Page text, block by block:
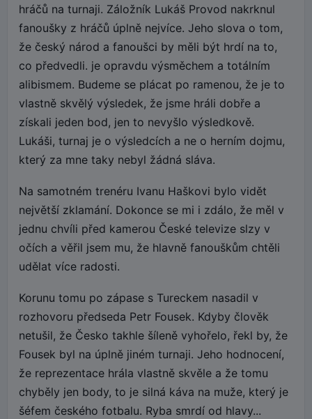
hráčů na turnaji. Záložník Lukáš Provod nakrknul
fanoušky z hráčů úplně nejvíce. Jeho slova o tom,
že český národ a fanoušci by měli být hrdí na to,
co předvedli. je opravdu výsměchem a totálním
alibismem. Budeme se plácat po ramenou, že je to
vlastně skvělý výsledek, že jsme hráli dobře a
získali jeden bod, jen to nevyšlo výsledkově.
Lukáši, turnaj je o výsledcích a ne o herním dojmu,
který za mne taky nebyl žádná sláva.
Na samotném trenéru Ivanu Haškovi bylo vidět
největší zklamání. Dokonce se mi i zdálo, že měl v
jednu chvíli před kamerou České televize slzy v
očích a věřil jsem mu, že hlavně fanouškům chtěli
udělat více radosti.
Korunu tomu po zápase s Tureckem nasadil v
rozhovoru předseda Petr Fousek. Kdyby člověk
netušil, že Česko takhle šíleně vyhořelo, řekl by, že
Fousek byl na úplně jiném turnaji. Jeho hodnocení,
že reprezentace hrála vlastně skvěle a že tomu
chyběly jen body, to je silná káva na muže, který je
šéfem českého fotbalu. Ryba smrdí od hlavy...